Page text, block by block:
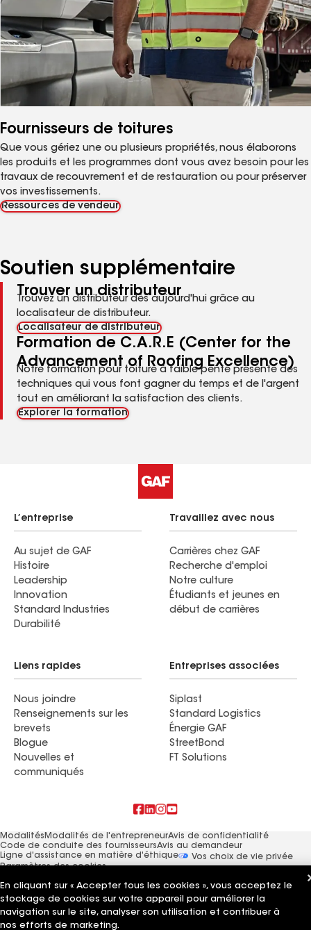
Fournisseurs de toitures
Que vous gériez une ou plusieurs propriétés, nous élaborons
les produits et les programmes dont vous avez besoin pour les
travaux de recouvrement et de restauration ou pour préserver
vos investissements.
Ressources de vendeur
Soutien supplémentaire
Trouver un distributeur
Trouvez un distributeur dès aujourd'hui grâce au
localisateur de distributeur.
Localisateur de distributeur
Formation de C.A.R.E (Center for the
Advancement of Roofing Excellence)
Notre formation pour toiture à faible pente présente des
techniques qui vous font gagner du temps et de l'argent
tout en améliorant la satisfaction des clients.
Explorer la formation
L’entreprise
Au sujet de GAF
Histoire
Leadership
Innovation
Standard Industries
Durabilité
Travaillez avec nous
Carrières chez GAF
Recherche d'emploi
Notre culture
Étudiants et jeunes en
début de carrières
Liens rapides
Nous joindre
Renseignements sur les
brevets
Blogue
Nouvelles et
communiqués
Entreprises associées
Siplast
Standard Logistics
Énergie GAF
StreetBond
FT Solutions
Modalités Modalités de l'entrepreneurAvis de confidentialité
Code de conduite des fournisseursAvis au demandeur
Ligne d'assistance en matière d'éthique
Vos choix de vie privée
Paramètres des cookies
En cliquant sur « Accepter tous les cookies », vous acceptez le
stockage de cookies sur votre appareil pour améliorer la
navigation sur le site, analyser son utilisation et contribuer à
nos efforts de marketing.